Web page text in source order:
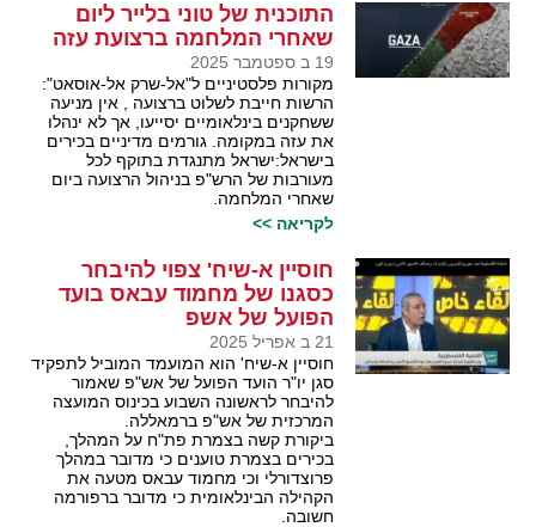
התוכנית של טוני בלייר ליום
שאחרי המלחמה ברצועת עזה
19 ב ספטמבר 2025
מקורות פלסטיניים ל"אל-שרק אל-אוסאט":
הרשות חייבת לשלוט ברצועה , אין מניעה
ששחקנים בינלאומיים יסייעו, אך לא ינהלו
את עזה במקומה. גורמים מדיניים בכירים
בישראל:ישראל מתנגדת בתוקף לכל
מעורבות של הרש"פ בניהול הרצועה ביום
שאחרי המלחמה.
לקריאה >>
חוסיין א-שיח' צפוי להיבחר
כסגנו של מחמוד עבאס בועד
הפועל של אשפ
21 ב אפריל 2025
חוסיין א-שיח' הוא המועמד המוביל לתפקיד
סגן יו"ר הועד הפועל של אש"פ שאמור
להיבחר לראשונה השבוע בכינוס המועצה
המרכזית של אש"פ ברמאללה.
ביקורת קשה בצמרת פת"ח על המהלך,
בכירים בצמרת טוענים כי מדובר במהלך
פרוצדורלי וכי מחמוד עבאס מטעה את
הקהילה הבינלאומית כי מדובר ברפורמה
חשובה.